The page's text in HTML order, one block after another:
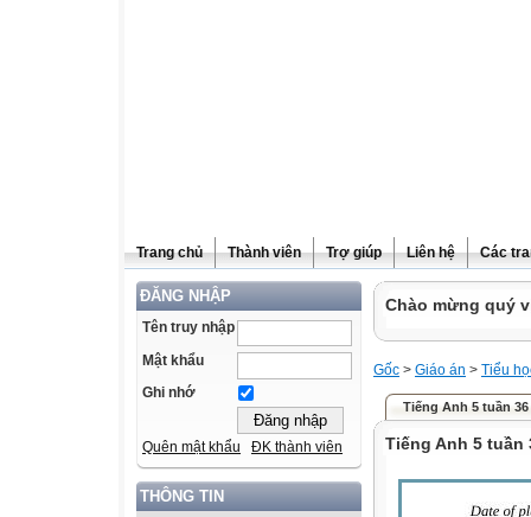
Trang chủ Thành viên Trợ giúp Liên hệ Các
ĐĂNG NHẬP
Tên truy nhập
Mật khẩu
Ghi nhớ
Quên mật khẩu ĐK thành viên
THÔNG TIN
Chào mừng quý
Gốc > Giáo án > Tiểu
Tiếng Anh 5 tuần 36
Tiếng Anh 5 tuần